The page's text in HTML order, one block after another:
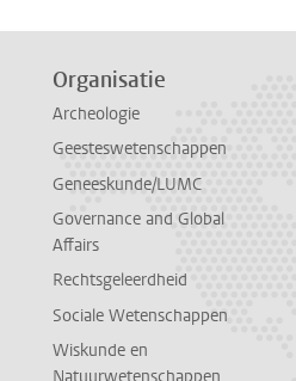
Organisatie
Archeologie
Geesteswetenschappen
Geneeskunde/LUMC
Governance and Global
Affairs
Rechtsgeleerdheid
Sociale Wetenschappen
Wiskunde en